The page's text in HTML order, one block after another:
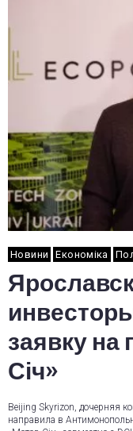
Новини Економіка
заявку на
Січ»
Beijing Skyrizon, дочерняя
направила в